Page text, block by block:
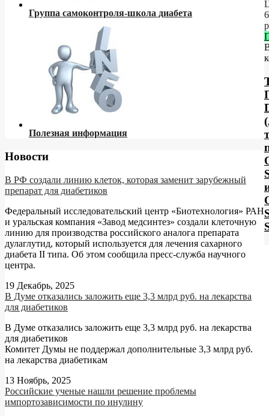
Группа самоконтроля-школа диабета
Полезная информация
Новости
В РФ создали линию клеток, которая заменит зарубежный
препарат для диабетиков
Федеральный исследовательский центр «Биотехнология» РАН
и уральская компания «Завод медсинтез» создали клеточную
линию для производства российского аналога препарата
дулаглутид, который используется для лечения сахарного
диабета II типа. Об этом сообщила пресс-служба научного
центра.
19 Декабрь, 2025
В Думе отказались заложить еще 3,3 млрд руб. на лекарства
для диабетиков
В Думе отказались заложить еще 3,3 млрд руб. на лекарства
для диабетиков
Комитет Думы не поддержал дополнительные 3,3 млрд руб.
на лекарства диабетикам
13 Ноябрь, 2025
Российские ученые нашли решение проблемы
импортозависимости по инулину